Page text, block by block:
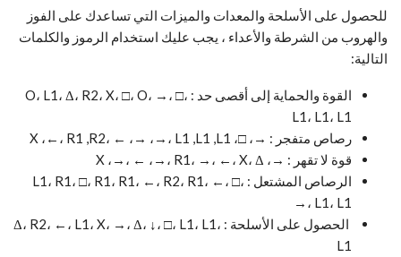
للحصول على الأسلحة والمعدات والميزات التي تساعدك على الفوز
والهروب من الشرطة والأعداء ، يجب عليك استخدام الرموز والكلمات
التالية:
القوة والحماية إلى أقصى حد : O، L1، Δ، R2، X، □، O، →، □،
L1، L1، L1
رصاص متفجر : →، □، X ،←، R1 ,R2، ← ،→ ،→، L1 ,L1 ,L1
قوة لا تقهر : →، X ،→، ← ،→، R1، →، ←، X، Δ
الرصاص المشتعل : L1، R1، □، R1، R1، ←، R2، R1، ←، □،
→، L1، L1
الحصول على الأسلحة : Δ، R2، ←، L1، X، →، Δ، ↓، □، L1، L1،
L1